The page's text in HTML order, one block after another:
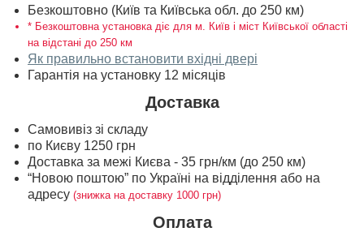
Безкоштовно (Київ та Київська обл. до 250 км)
* Безкоштовна установка діє для м. Київ і міст Київської області
на відстані до 250 км
Як правильно встановити вхідні двері
Гарантія на установку 12 місяців
Доставка
Самовивіз зі складу
по Києву 1250 грн
Доставка за межі Києва - 35 грн/км (до 250 км)
“Новою поштою” по Україні на відділення або на
адресу (знижка на доставку 1000 грн)
Оплата